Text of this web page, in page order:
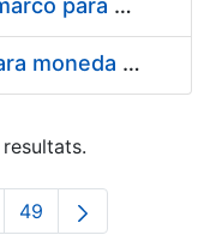
Contratación de acuerdo marco para el Suministro de Material de Electricidad para la Fábrica Nacional de Moneda y Timbre-Real Casa de la Moneda en su centro de trabajo de Burgos
Suministro de estuches para moneda de 30 €
intermèdies
Pàgina
49